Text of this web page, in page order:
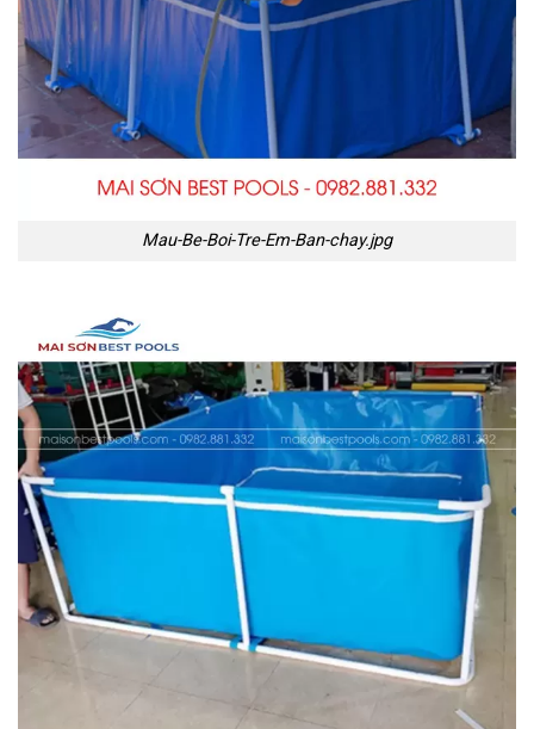
Mau-Be-Boi-Tre-Em-Ban-chay.jpg